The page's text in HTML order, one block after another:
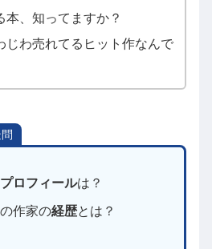
本、知ってますか？
じわ売れてるヒット作なんで
プロフィールは？
作家の経歴とは？